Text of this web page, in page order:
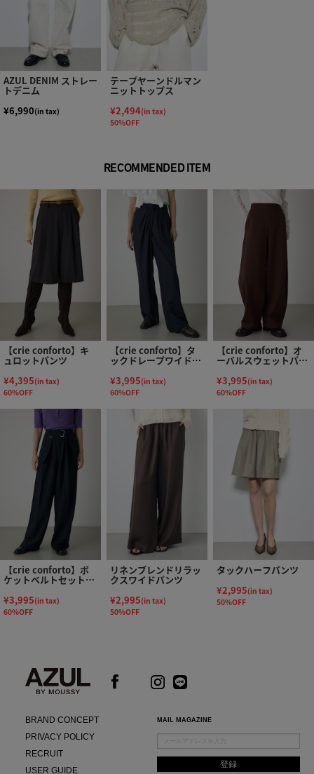
AZUL DENIM ストレー
トデニム
¥6,990(in tax)
テープヤーンドルマン
ニットトップス
¥2,494(in tax)
50%OFF
RECOMMENDED ITEM
【crie conforto】キ
ュロットパンツ
¥4,395(in tax)
60%OFF
【crie conforto】タ
ックドレープワイドパ
ンツ
¥3,995(in tax)
60%OFF
【crie conforto】オ
ーバルスウェットパン
¥3,995(in tax)
60%OFF
【crie conforto】ポ
ケットベルトセットワ
イドパンツ
¥3,995(in tax)
60%OFF
リネンブレンドリラッ
クスワイドパンツ
¥2,995(in tax)
50%OFF
タックハーフパンツ
¥2,995(in tax)
50%OFF
BRAND CONCEPT
PRIVACY POLICY
RECRUIT
USER GUIDE
MAIL MAGAZINE